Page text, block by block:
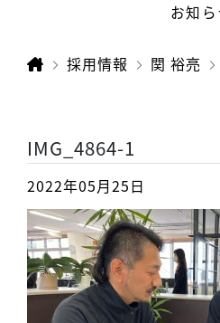
お知
採用情報 関 裕亮
IMG_4864-1
2022年05月25日